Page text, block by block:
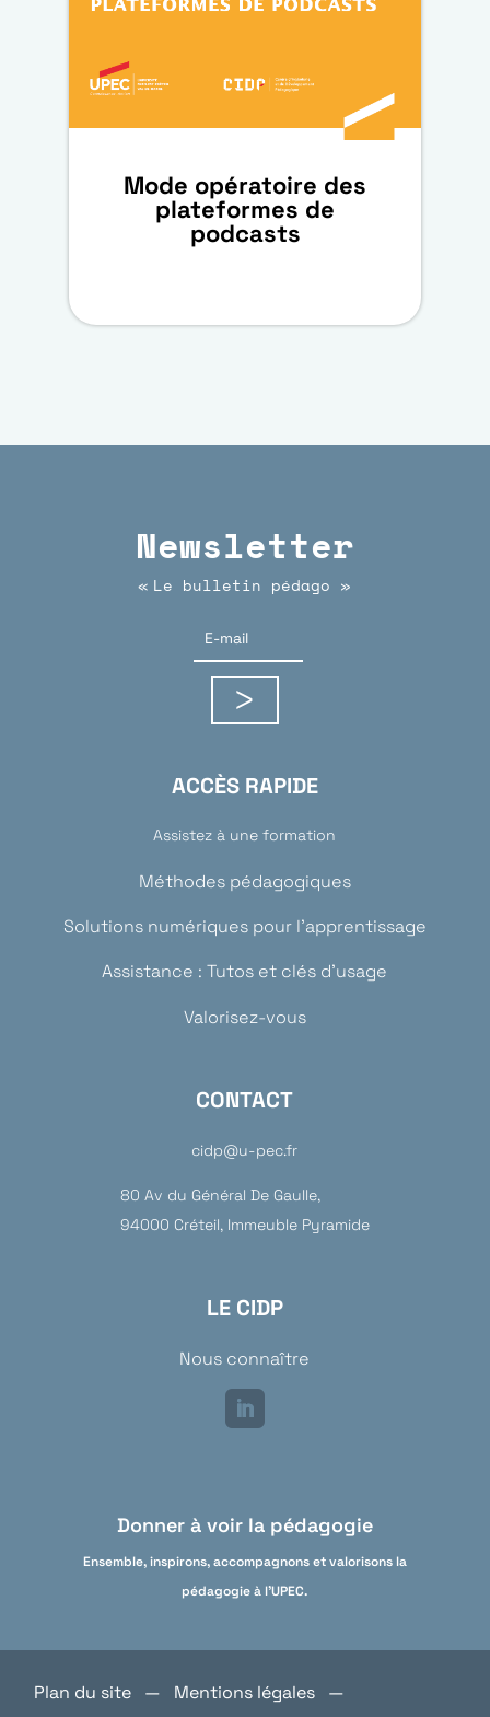
Mode opératoire des
plateformes de
podcasts
Newsletter
« Le bulletin pédago »
ACCÈS RAPIDE
Assistez à une formation
Méthodes pédagogiques
Solutions numériques pour l’apprentissage
Assistance : Tutos et clés d’usage
Valorisez-vous
CONTACT
cidp@u-pec.fr
80 Av du Général De Gaulle,
94000 Créteil, Immeuble Pyramide
LE CIDP
Nous connaître
Donner à voir la pédagogie
Ensemble, inspirons, accompagnons et valorisons la
pédagogie à l'UPEC.
Plan du site — Mentions légales —